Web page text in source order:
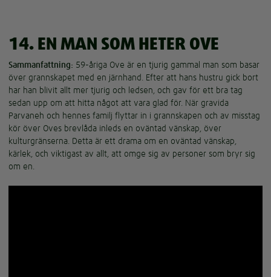
14. EN MAN SOM HETER OVE
Sammanfattning: 59-åriga Ove är en tjurig gammal man som basar
över grannskapet med en järnhand. Efter att hans hustru gick bort
har han blivit allt mer tjurig och ledsen, och gav för ett bra tag
sedan upp om att hitta något att vara glad för. När gravida
Parvaneh och hennes familj flyttar in i grannskapen och av misstag
kör över Oves brevlåda inleds en oväntad vänskap, över
kulturgränserna. Detta är ett drama om en oväntad vänskap,
kärlek, och viktigast av allt, att omge sig av personer som bryr sig
om en.